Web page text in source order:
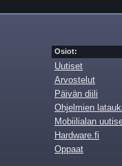
Osiot:
Uutiset
Arvostelut
Päivän diili
Ohjelmien
Mobiilialan
Hardware.fi
Oppaat